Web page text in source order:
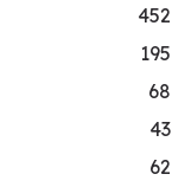
452
195
68
43
62